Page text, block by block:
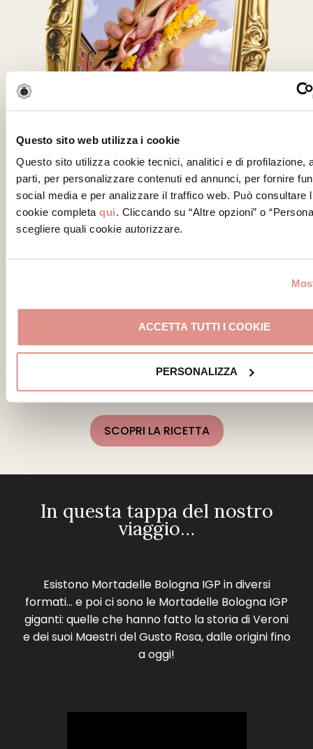
Questo sito web utilizza i cookie
Questo sito utilizza cookie tecnici, analitici e di profilazione,
parti, per personalizzare contenuti ed annunci, per fornire
social media e per analizzare il traffico web. Può consultare
cookie completa qui. Cliccando su “Altre opzioni” o
scegliere quali cookie autorizzare.
ACCETTA TUTTI I COOKIE
PERSONALIZZA
di Veroni in un panino dai contrasti decisi,
che stupisce a ogni morso. Cavolfiore
agrodolce, crema di patate e mascarpone,
Bologna IGP Esselusso: irresistibile!
SCOPRI LA RICETTA
In questa tappa del nostro
viaggio…
Esistono Mortadelle Bologna IGP in diversi
formati… e poi ci sono le Mortadelle Bologna IGP
giganti: quelle che hanno fatto la storia di Veroni
e dei suoi Maestri del Gusto Rosa, dalle origini fino
a oggi!